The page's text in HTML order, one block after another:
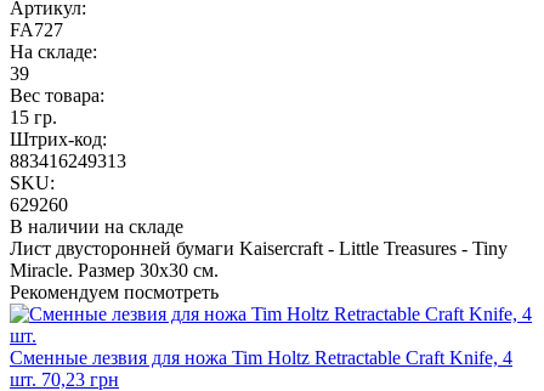
Артикул:
FA727
На складе:
39
Вес товара:
15 гр.
Штрих-код:
883416249313
SKU:
629260
В наличии на складе
Лист двусторонней бумаги Kaisercraft - Little Treasures - Tiny
Miracle. Размер 30х30 см.
Рекомендуем посмотреть
Сменные лезвия для ножа Tim Holtz Retractable Craft Knife, 4
шт. 70,23 грн